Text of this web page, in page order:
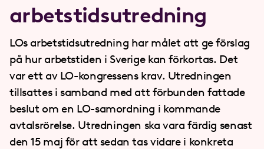
arbetstidsutredning
LOs arbetstidsutredning har målet att ge förslag
på hur arbetstiden i Sverige kan förkortas. Det
var ett av LO-kongressens krav. Utredningen
tillsattes i samband med att förbunden fattade
beslut om en LO-samordning i kommande
avtalsrörelse. Utredningen ska vara färdig senast
den 15 maj för att sedan tas vidare i konkreta